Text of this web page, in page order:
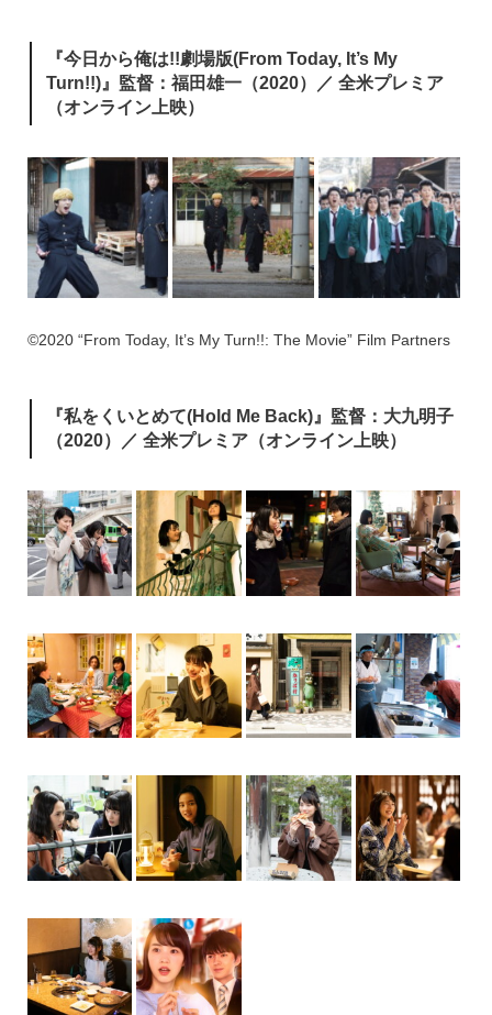
『今日から俺は!!劇場版(From Today, It’s My
Turn!!)』監督：福田雄一（2020）／ 全米プレミア
（オンライン上映）
©2020 “From Today, It’s My Turn!!: The Movie” Film Partners
『私をくいとめて(Hold Me Back)』監督：大九明子
（2020）／ 全米プレミア（オンライン上映）